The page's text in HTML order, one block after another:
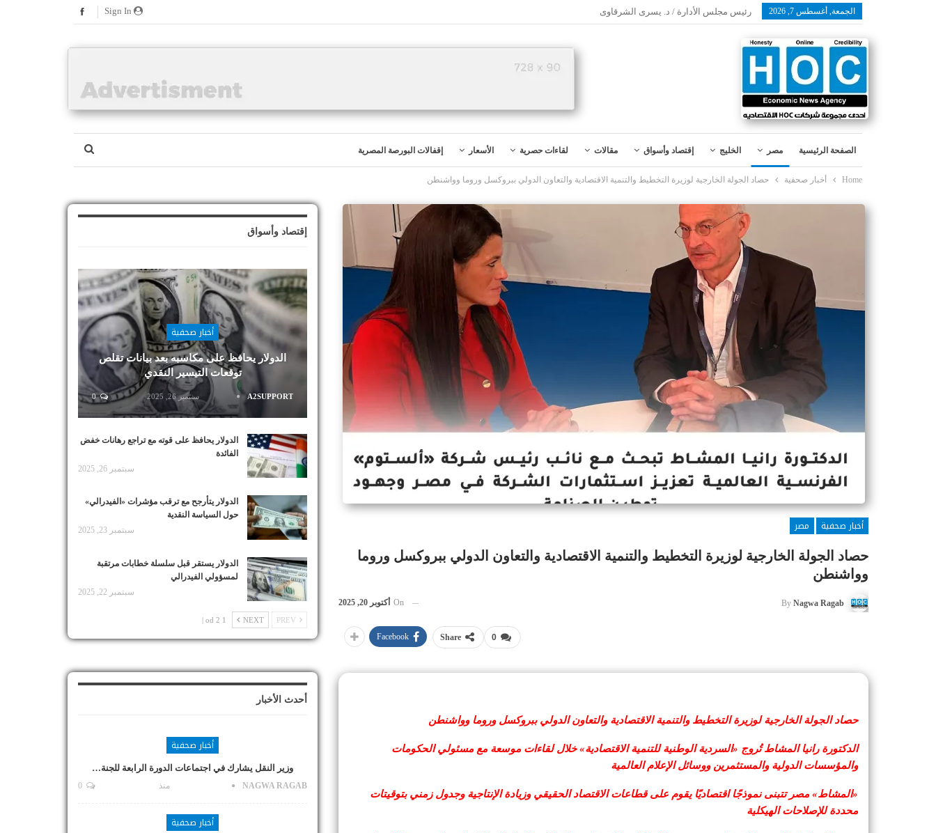
الجمعة, أغسطس 7, 2026 رئيس مجلس الأدارة / د. يسرى الشرقاوى
الصفحة الرئيسية مصر الخليج إقتصاد وأسواق مقالات لقاءات حصرية الأسعار إقفالات البورصة المصرية
Home أخبار صحفية حصاد الجولة الخارجية لوزيرة التخطيط والتنمية الاقتصادية والتعاون الدولي ببروكسل وروما وواشنطن
أخبار صحفية
مصر
حصاد الجولة الخارجية لوزيرة التخطيط والتنمية الاقتصادية والتعاون الدولي ببروكسل وروما
وواشنطن
By Nagwa Ragab
On أكتوبر 20, 2025
0
Share
Facebook
حصاد الجولة الخارجية لوزيرة التخطيط والتنمية الاقتصادية والتعاون الدولي ببروكسل وروما وواشنطن
الدكتورة رانيا المشاط تُروج «السردية الوطنية للتنمية الاقتصادية» خلال لقاءات موسعة مع مسئولي الحكومات
والمؤسسات الدولية والمستثمرين ووسائل الإعلام العالمية
«المشاط» مصر تتبنى نموذجًا اقتصاديًا يقوم على قطاعات الاقتصاد الحقيقي وزيادة الإنتاجية وجدول زمني بتوقيتات
محددة للإصلاحات الهيكلية
إقتصاد وأسواق
أخبار صحفية
الدولار يحافظ على مكاسبه بعد بيانات تقلص
توقعات التيسير النقدي
A2SUPPORT سبتمبر 26, 2025 0
الدولار يحافظ على قوته مع تراجع رهانات خفض
الفائدة
سبتمبر 26, 2025
الدولار يتأرجح مع ترقب مؤشرات «الفيدرالي»
حول السياسة النقدية
سبتمبر 23, 2025
الدولار يستقر قبل سلسلة خطابات مرتقبة
لمسؤولي الفيدرالي
سبتمبر 22, 2025
NEXT
1 od 2 |
أحدث الأخبار
أخبار صحفية
وزير النقل يشارك في اجتماعات الدورة الرابعة للجنة…
NAGWA RAGAB منذ
أخبار صحفية